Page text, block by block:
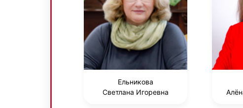
Ельникова
Светлана Игоревна